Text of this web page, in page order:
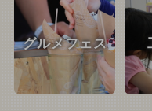
グルメフェス